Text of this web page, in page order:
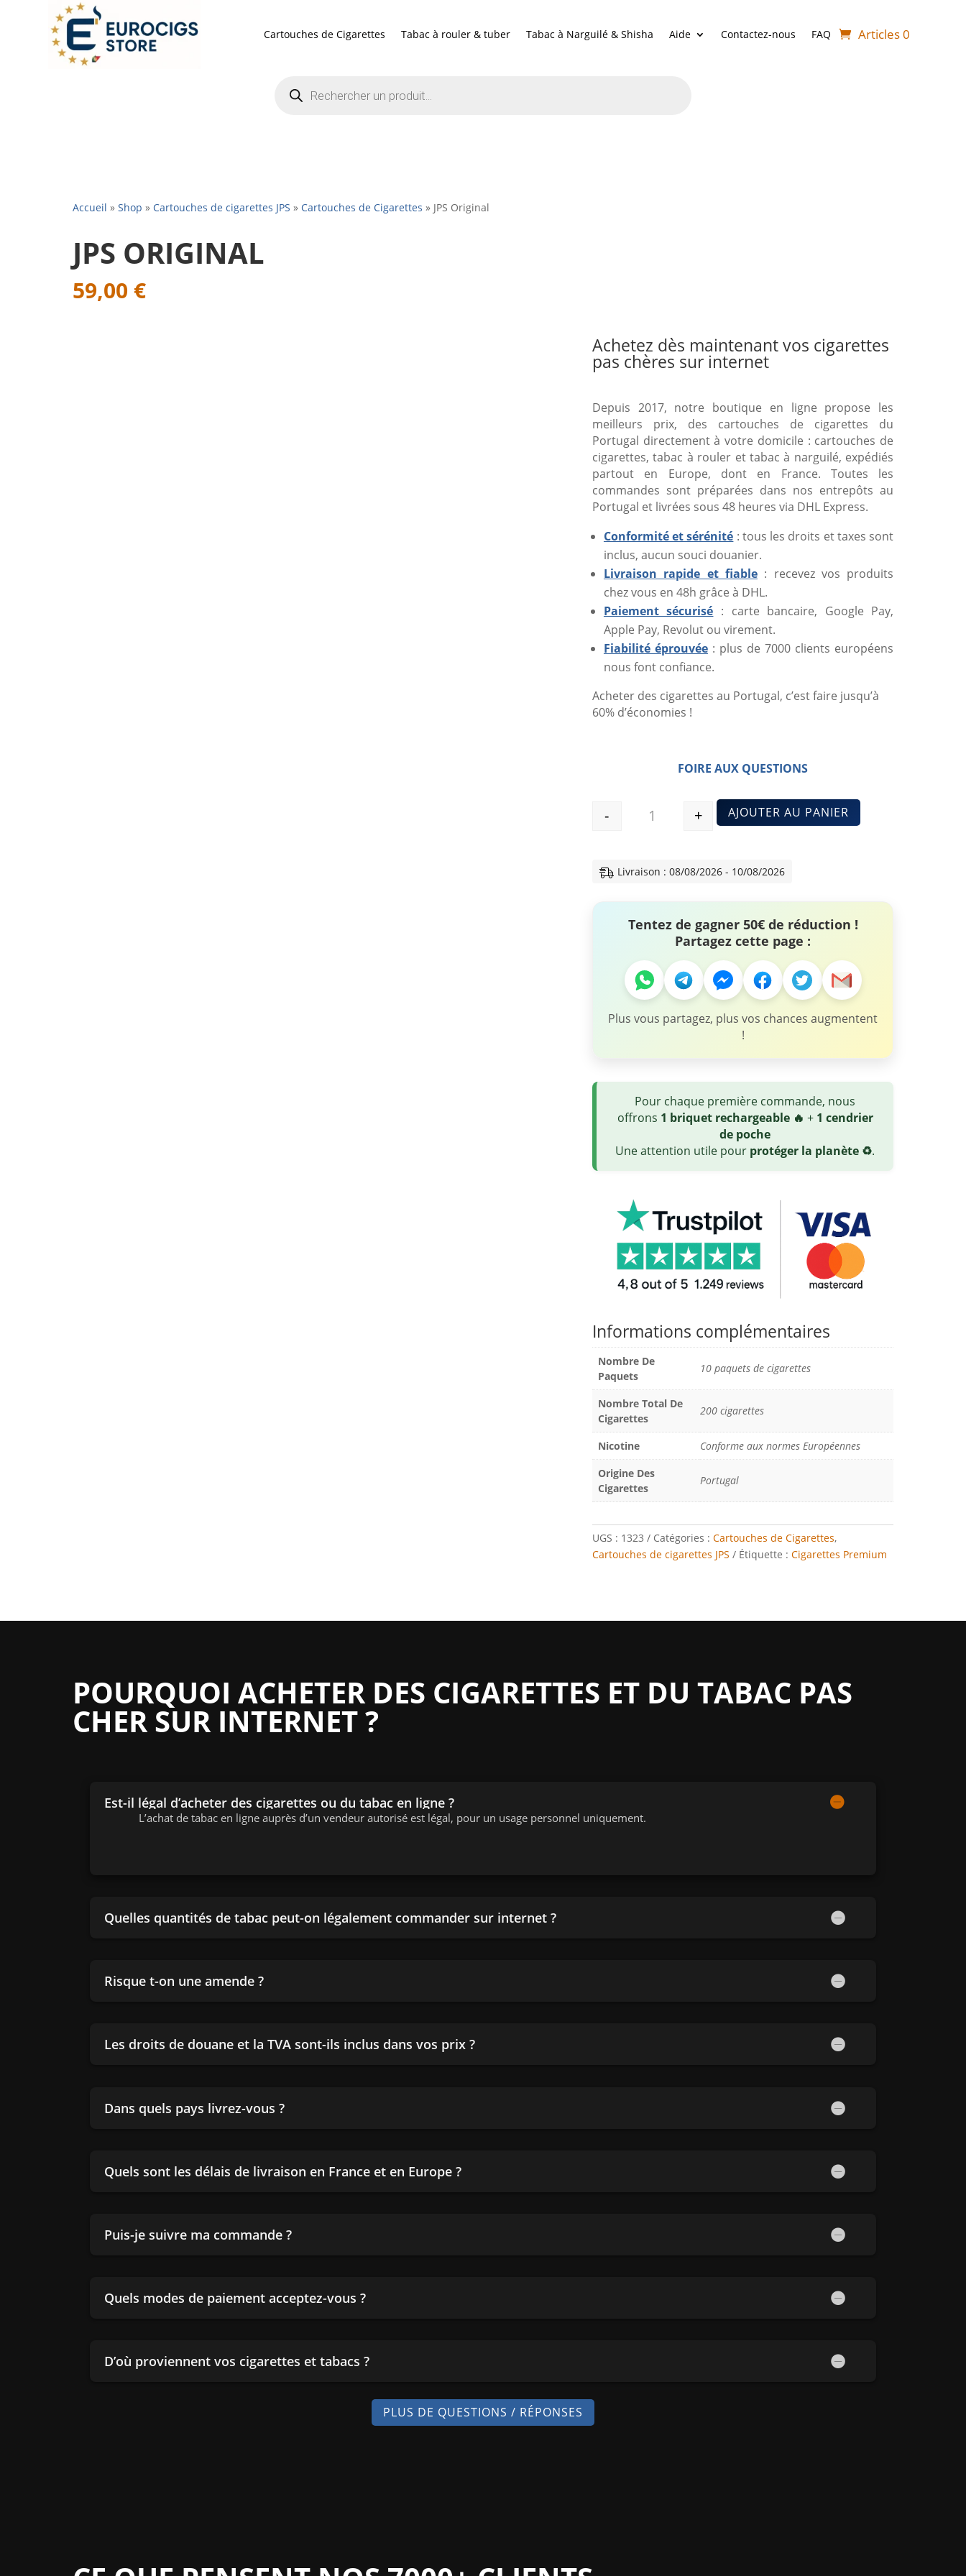
Cartouches de Cigarettes Tabac à rouler & tuber Tabac à Narguilé & Shisha Aide Contactez-nous FAQ Articles 0
produits
Accueil » Shop » Cartouches de cigarettes JPS » Cartouches de Cigarettes » JPS Original
JPS ORIGINAL
59,00 €
Achetez dès maintenant vos cigarettes
pas chères sur internet
Depuis 2017, notre boutique en ligne propose les
meilleurs prix, des cartouches de cigarettes du
Portugal directement à votre domicile : cartouches de
cigarettes, tabac à rouler et tabac à narguilé, expédiés
partout en Europe, dont en France. Toutes les
commandes sont préparées dans nos entrepôts au
Portugal et livrées sous 48 heures via DHL Express.
Conformité et sérénité : tous les droits et taxes sont
inclus, aucun souci douanier.
Livraison rapide et fiable: recevez vos produits
chez vous en 48h grâce à DHL.
Paiement sécurisé : carte bancaire, Google Pay,
Apple Pay, Revolut ou virement.
Fiabilité éprouvée: plus de 7000 clients européens
nous font confiance.
Acheter des cigarettes au Portugal, c’est faire jusqu’à
60% d’économies !
FOIRE AUX QUESTIONS
Quantité
- + AJOUTER AU PANIER
Livraison : 08/08/2026 - 10/08/2026
Tentez de gagner 50€ de réduction !
Partagez cette page :
Plus vous partagez, plus vos chances augmentent
!
Pour chaque première commande, nous
offrons 1 briquet rechargeable 🔥 + 1 cendrier
de poche
Une attention utile pour protéger la planète ♻️.
Informations complémentaires
Nombre De
Paquets
10 paquets de cigarettes
Nombre Total De
Cigarettes
200 cigarettes
Nicotine
Conforme aux normes Européennes
Origine Des
Cigarettes
Portugal
UGS : 1323 Catégories : Cartouches de Cigarettes,
Cartouches de cigarettes JPS
Étiquette : Cigarettes Premium
POURQUOI ACHETER DES CIGARETTES ET DU TABAC PAS
CHER SUR INTERNET ?
Est-il légal d’acheter des cigarettes ou du tabac en ligne ?
L’achat de tabac en ligne auprès d’un vendeur autorisé est légal, pour un usage personnel uniquement.
Quelles quantités de tabac peut-on légalement commander sur internet ?
Risque t-on une amende ?
Les droits de douane et la TVA sont-ils inclus dans vos prix ?
Dans quels pays livrez-vous ?
Quels sont les délais de livraison en France et en Europe ?
Puis-je suivre ma commande ?
Quels modes de paiement acceptez-vous ?
D’où proviennent vos cigarettes et tabacs ?
PLUS DE QUESTIONS / RÉPONSES